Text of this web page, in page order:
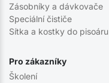
Zásobníky a dávkovače
Speciální čističe
Sítka a kostky do pisoáru
Pro zákazníky
Školení